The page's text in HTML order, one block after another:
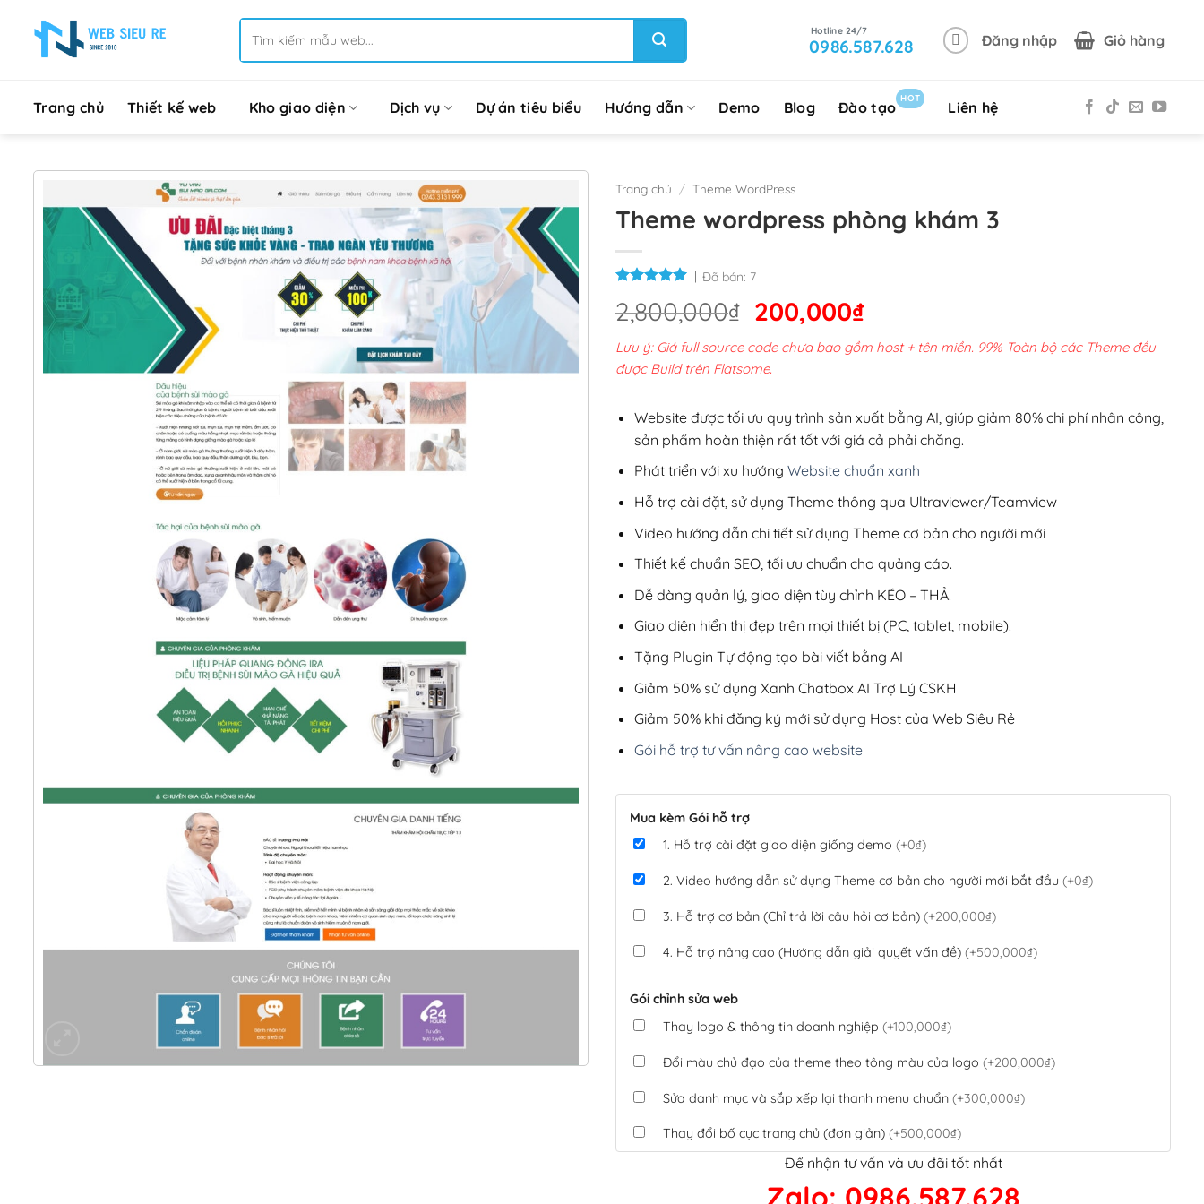
kiếm:
0986.587.628 Đăng nhập Giỏ hàng
Trang chủ Thiết kế web Kho giao diện Dịch vụ Dự án tiêu biểu Hướng dẫn Demo Blog Đào tạo
HOT
Liên hệ
Trang chủ / Theme WordPress
Theme wordpress phòng khám 3
Đã bán: 7
2,800,000₫ Giá
gốc
là:
200,000₫Giá
hiện
tại
200,000₫.
Lưu ý: Giá full source code chưa bao gồm host + tên miền. 99% Toàn bộ các Theme đều
được Build trên Flatsome.
Website được tối ưu quy trình sản xuất bằng AI, giúp giảm 80% chi phí nhân công,
sản phẩm hoàn thiện rất tốt với giá cả phải chăng.
Phát triển với xu hướng Website chuẩn xanh
Hỗ trợ cài đặt, sử dụng Theme thông qua Ultraviewer/Teamview
Video hướng dẫn chi tiết sử dụng Theme cơ bản cho người mới
Thiết kế chuẩn SEO, tối ưu chuẩn cho quảng cáo.
Dễ dàng quản lý, giao diện tùy chỉnh KÉO – THẢ.
Giao diện hiển thị đẹp trên mọi thiết bị (PC, tablet, mobile).
Tặng Plugin Tự động tạo bài viết bằng AI
Giảm 50% sử dụng Xanh Chatbox AI Trợ Lý CSKH
Giảm 50% khi đăng ký mới sử dụng Host của Web Siêu Rẻ
Gói hỗ trợ tư vấn nâng cao website
Mua kèm Gói hỗ trợ
1. Hỗ trợ cài đặt giao diện giống demo (+0₫)
2. Video hướng dẫn sử dụng Theme cơ bản cho người mới bắt đầu (+0₫)
3. Hỗ trợ cơ bản (Chỉ trả lời câu hỏi cơ bản) (+200,000₫)
4. Hỗ trợ nâng cao (Hướng dẫn giải quyết vấn đề) (+500,000₫)
Gói chỉnh sửa web
Thay logo & thông tin doanh nghiệp (+100,000₫)
Đổi màu chủ đạo của theme theo tông màu của logo (+200,000₫)
Sửa danh mục và sắp xếp lại thanh menu chuẩn (+300,000₫)
Thay đổi bố cục trang chủ (đơn giản) (+500,000₫)
Tích hợp thanh toán QR Code ngân hàng(+100,000₫)
Để nhận tư vấn và ưu đãi tốt nhất
Zalo: 0986.587.628